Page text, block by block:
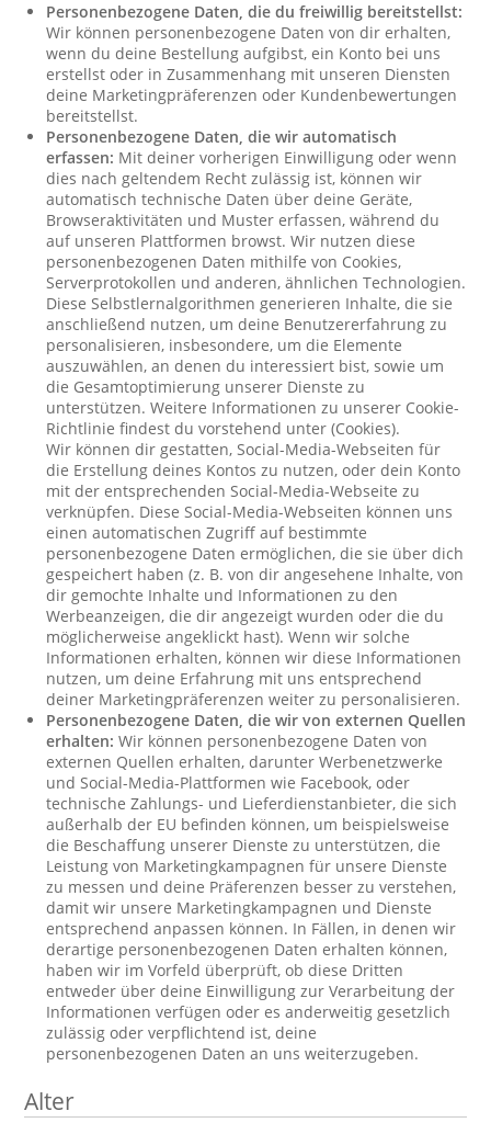
Personenbezogene Daten, die du freiwillig bereitstellst:
Wir können personenbezogene Daten von dir erhalten,
wenn du deine Bestellung aufgibst, ein Konto bei uns
erstellst oder in Zusammenhang mit unseren Diensten
deine Marketingpräferenzen oder Kundenbewertungen
bereitstellst.
Personenbezogene Daten, die wir automatisch
erfassen: Mit deiner vorherigen Einwilligung oder wenn
dies nach geltendem Recht zulässig ist, können wir
automatisch technische Daten über deine Geräte,
Browseraktivitäten und Muster erfassen, während du
auf unseren Plattformen browst. Wir nutzen diese
personenbezogenen Daten mithilfe von Cookies,
Serverprotokollen und anderen, ähnlichen Technologien.
Diese Selbstlernalgorithmen generieren Inhalte, die sie
anschließend nutzen, um deine Benutzererfahrung zu
personalisieren, insbesondere, um die Elemente
auszuwählen, an denen du interessiert bist, sowie um
die Gesamtoptimierung unserer Dienste zu
unterstützen. Weitere Informationen zu unserer Cookie-
Richtlinie findest du vorstehend unter (Cookies).
Wir können dir gestatten, Social-Media-Webseiten für
die Erstellung deines Kontos zu nutzen, oder dein Konto
mit der entsprechenden Social-Media-Webseite zu
verknüpfen. Diese Social-Media-Webseiten können uns
einen automatischen Zugriff auf bestimmte
personenbezogene Daten ermöglichen, die sie über dich
gespeichert haben (z. B. von dir angesehene Inhalte, von
dir gemochte Inhalte und Informationen zu den
Werbeanzeigen, die dir angezeigt wurden oder die du
möglicherweise angeklickt hast). Wenn wir solche
Informationen erhalten, können wir diese Informationen
nutzen, um deine Erfahrung mit uns entsprechend
deiner Marketingpräferenzen weiter zu personalisieren.
Personenbezogene Daten, die wir von externen Quellen
erhalten: Wir können personenbezogene Daten von
externen Quellen erhalten, darunter Werbenetzwerke
und Social-Media-Plattformen wie Facebook, oder
technische Zahlungs- und Lieferdienstanbieter, die sich
außerhalb der EU befinden können, um beispielsweise
die Beschaffung unserer Dienste zu unterstützen, die
Leistung von Marketingkampagnen für unsere Dienste
zu messen und deine Präferenzen besser zu verstehen,
damit wir unsere Marketingkampagnen und Dienste
entsprechend anpassen können. In Fällen, in denen wir
derartige personenbezogenen Daten erhalten können,
haben wir im Vorfeld überprüft, ob diese Dritten
entweder über deine Einwilligung zur Verarbeitung der
Informationen verfügen oder es anderweitig gesetzlich
zulässig oder verpflichtend ist, deine
personenbezogenen Daten an uns weiterzugeben.
Alter